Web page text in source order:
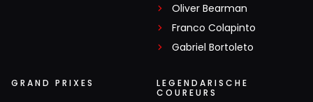
Oliver Bearman
Franco Colapinto
Gabriel Bortoleto
GRAND PRIXES
LEGENDARISCHE
COUREURS